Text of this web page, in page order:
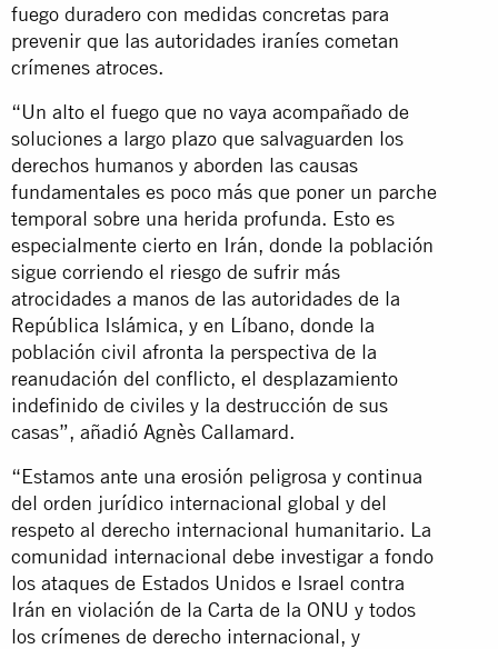
fuego duradero con medidas concretas para
prevenir que las autoridades iraníes cometan
crímenes atroces.
“Un alto el fuego que no vaya acompañado de
soluciones a largo plazo que salvaguarden los
derechos humanos y aborden las causas
fundamentales es poco más que poner un parche
temporal sobre una herida profunda. Esto es
especialmente cierto en Irán, donde la población
sigue corriendo el riesgo de sufrir más
atrocidades a manos de las autoridades de la
República Islámica, y en Líbano, donde la
población civil afronta la perspectiva de la
reanudación del conflicto, el desplazamiento
indefinido de civiles y la destrucción de sus
casas”, añadió Agnès Callamard.
“Estamos ante una erosión peligrosa y continua
del orden jurídico internacional global y del
respeto al derecho internacional humanitario. La
comunidad internacional debe investigar a fondo
los ataques de Estados Unidos e Israel contra
Irán en violación de la Carta de la ONU y todos
los crímenes de derecho internacional, y